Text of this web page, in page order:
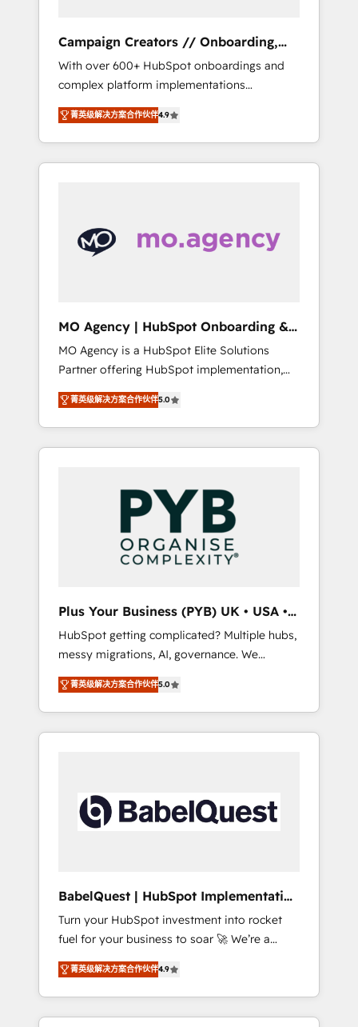
supported over 500 organisations with
HubSpot implementation, optimisation,
training, and adoption assurance. Our tried
and tested Roadmap methodology will
ensure that you receive the best deployment
experience possible. Whether you are new to
HubSpot or seeking to turn around a poor
Campaign Creators // Onboarding,
CRM Migration
With over 600+ HubSpot onboardings and
complex platform implementations
delivered, CC is the go-to Elite Solutions
Partner for businesses ready to migrate,
replatform, and scale smarter. We specialize
in high-impact CRM and CMS migrations and
turning fragmented systems into unified,
growth-ready HubSpot architectures that
custom integrations across your full tech
stack. - Custom object setup, CMS builds, and
full-funnel automation. - Dashboards,
lifecycle campaigns, and lead nurturing
sequences. - Cross-hub setup across
Marketing, Sales, Operations, and Service
Hubs. - Ongoing optimization, managed
HubSpot your most powerful growth engine.
Built to convert, scale, and drive results.
菁英级解决方案合作伙伴4.9
MO Agency | HubSpot Onboarding &
Implementation
MO Agency is a HubSpot Elite Solutions
Partner offering HubSpot implementation,
marketing automation, CRM and RevOps
consulting, B2B SEO, paid media, content
marketing, AEO and GEO (AI search
optimisation), and HubSpot Content Hub
technology, professional services, financial
services and industrial sectors. Offices in
Johannesburg, Cape Town, Dubai & London.
500+ HubSpot CRM implementations
Google AI Overviews. HubSpot Impact Award
- Customer First HubSpot Impact Award -
Integrations Innovation HubSpot Impact
Award - Platform Migration Excellence
HubSpot Impact Award - Platform Excellence
40+ full-time HubSpot professionals. 100s of
certifications and accreditations with
菁英级解决方案合作伙伴5.0
Plus Your Business (PYB) UK • USA •
Europe
HubSpot getting complicated? Multiple hubs,
messy migrations, AI, governance. We
organise that complexity, so your team can
put HubSpot to work... Welcome to our
Profile! We help with: • CRM implementation,
reports, workflows, and team training • CRM
governance for HubSpot-centred operations
A little about us: • Boutique 'Elite' team of 12 •
42001:2023 certified - the AI management
standard • GuardHub: our AI governance
framework, built on ISO 42001 Ready for the
next step? Click the 👈 '𝗖𝗼𝗻𝘁𝗮𝗰𝘁 𝗯𝘂𝘀𝗶𝗻𝗲𝘀𝘀'
button to get in touch (𝘸𝘦'𝘳𝘦 𝘴𝘶𝘱𝘦𝘳
𝘳𝘦𝘴𝘱𝘰𝘯𝘴𝘪𝘷𝘦)
菁英级解决方案合作伙伴5.0
BabelQuest | HubSpot Implementation
& Consultancy
Turn your HubSpot investment into rocket
fuel for your business to soar 🚀 We’re a
team of accredited HubSpot experts ready
to help you. We can implement the platform
into complex business environments,
optimise what you've got and make sure you
菁英级解决方案合作伙伴4.9